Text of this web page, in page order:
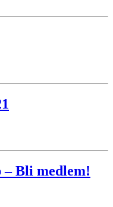
Bli medlem!